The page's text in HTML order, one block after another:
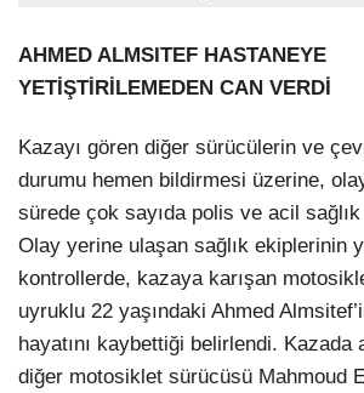
AHMED ALMSITEF HASTANEYE
YETİŞTİRİLEMEDEN CAN VERDİ
Kazayı gören diğer sürücülerin ve
durumu hemen bildirmesi üzerine,
sürede çok sayıda polis ve acil
Olay yerine ulaşan sağlık ekiplerinin
kontrollerde, kazaya karışan
uyruklu 22 yaşındaki Ahmed
hayatını kaybettiği belirlendi. Kazada
diğer motosiklet sürücüsü Mahmoud